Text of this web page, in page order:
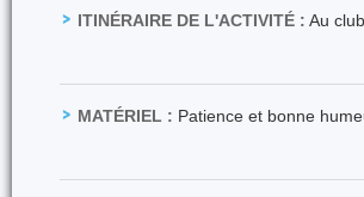
ITINÉRAIRE DE L'ACTIVITÉ : Au club
MATÉRIEL : Patience et bonne